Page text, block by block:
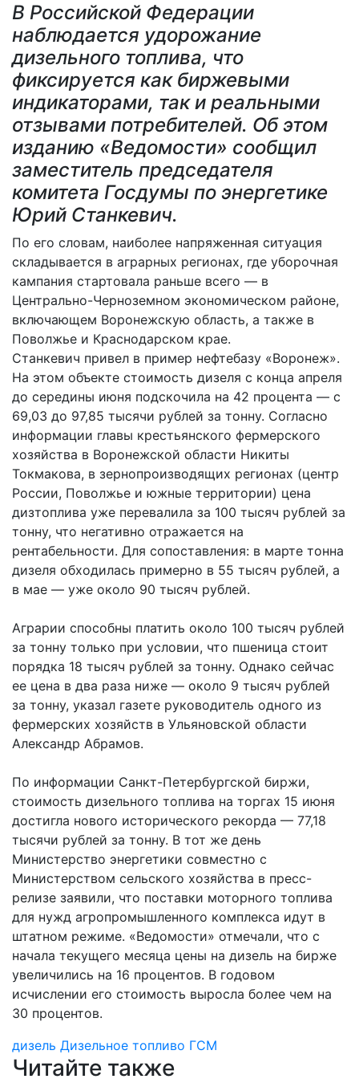
В Российской Федерации
наблюдается удорожание
дизельного топлива, что
фиксируется как биржевыми
индикаторами, так и реальными
отзывами потребителей. Об этом
изданию «Ведомости» сообщил
заместитель председателя
комитета Госдумы по энергетике
Юрий Станкевич.
По его словам, наиболее напряженная ситуация
складывается в аграрных регионах, где уборочная
кампания стартовала раньше всего — в
Центрально-Черноземном экономическом районе,
включающем Воронежскую область, а также в
Поволжье и Краснодарском крае.
Станкевич привел в пример нефтебазу «Воронеж».
На этом объекте стоимость дизеля с конца апреля
до середины июня подскочила на 42 процента — с
69,03 до 97,85 тысячи рублей за тонну. Согласно
информации главы крестьянского фермерского
хозяйства в Воронежской области Никиты
Токмакова, в зернопроизводящих регионах (центр
России, Поволжье и южные территории) цена
дизтоплива уже перевалила за 100 тысяч рублей за
тонну, что негативно отражается на
рентабельности. Для сопоставления: в марте тонна
дизеля обходилась примерно в 55 тысяч рублей, а
в мае — уже около 90 тысяч рублей.
Аграрии способны платить около 100 тысяч рублей
за тонну только при условии, что пшеница стоит
порядка 18 тысяч рублей за тонну. Однако сейчас
ее цена в два раза ниже — около 9 тысяч рублей
за тонну, указал газете руководитель одного из
фермерских хозяйств в Ульяновской области
Александр Абрамов.
По информации Санкт-Петербургской биржи,
стоимость дизельного топлива на торгах 15 июня
достигла нового исторического рекорда — 77,18
тысячи рублей за тонну. В тот же день
Министерство энергетики совместно с
Министерством сельского хозяйства в пресс-
релизе заявили, что поставки моторного топлива
для нужд агропромышленного комплекса идут в
штатном режиме. «Ведомости» отмечали, что с
начала текущего месяца цены на дизель на бирже
увеличились на 16 процентов. В годовом
исчислении его стоимость выросла более чем на
30 процентов.
дизель Дизельное топливо ГСМ
Читайте также